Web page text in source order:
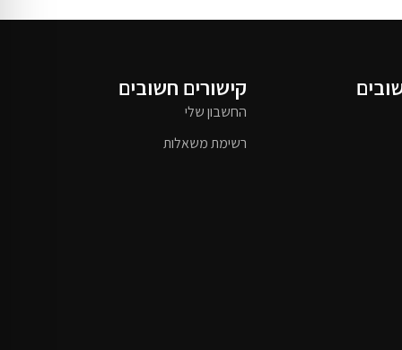
קישורים חשובים
החשבון שלי
רשימת משאלות